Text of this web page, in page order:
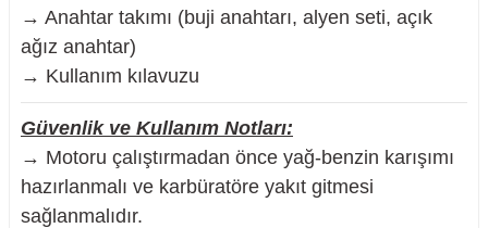
→ Anahtar takımı (buji anahtarı, alyen seti, açık
ağız anahtar)
→ Kullanım kılavuzu
Güvenlik ve Kullanım Notları:
→ Motoru çalıştırmadan önce yağ-benzin karışımı
hazırlanmalı ve karbüratöre yakıt gitmesi
sağlanmalıdır.